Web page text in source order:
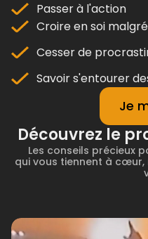
Passer à l'action
Croire en soi
Cesser de
Savoir s'entourer
Je
Découvrez le
Les conseils précieux
qui vous tiennent à cœur,